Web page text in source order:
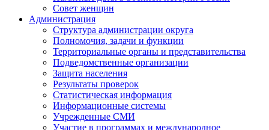
Совет женщин
Администрация
Структура администрации округа
Полномочия, задачи и функции
Территориальные органы и представительства
Подведомственные организации
Защита населения
Результаты проверок
Статистическая информация
Информационные системы
Учрежденные СМИ
Участие в программах и международное